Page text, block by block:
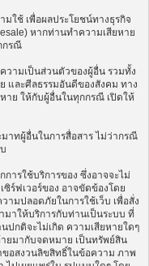
มใช้ เพื่อผลประโยชน์ทางธุรกิจ
หากท่านทำความเสียหาย
กรณี
วามเป็นส่วนตัวของผู้อื่น รวมทั้ง
และศีลธรรมอันดีของสังคม ทาง
าย ให้กับผู้อื่นในทุกกรณี เปิดให้
าทผู้อื่นในการสื่อสาร ไม่ว่ากรณี
ารใช้บริการของ ซึ่งอาจจะไม่
ซิร์ฟเวอร์ของ อาจขัดข้องโดย
ามปลอดภัยในการใช้เว็บ เพื่อสั่ง
มาให้บริการกับท่านเป็นระบบ ที่
กติจะไม่เกิด ความเสียหายใดๆ
ยมากับจดหมาย เป็นทรัพย์สิน
ขอสงวนลิขสิทธิ์ในข้อความ ภาพ